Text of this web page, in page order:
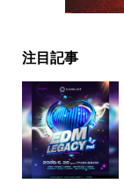
注目記事